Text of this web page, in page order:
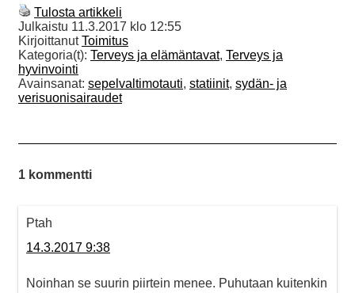
Tulosta artikkeli
Julkaistu 11.3.2017 klo 12:55
KirjoittanutToimitus
Kategoria(t): Terveys ja elämäntavat, Terveys ja
hyvinvointi
Avainsanat: sepelvaltimotauti, statiinit, sydän- ja
verisuonisairaudet
1 kommentti
Ptah
14.3.2017 9:38
Noinhan se suurin piirtein menee. Puhutaan kuitenkin